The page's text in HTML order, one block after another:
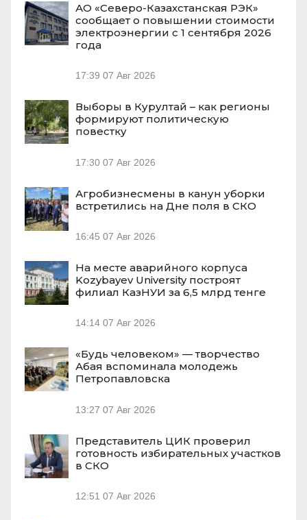
АО «Северо-Казахстанская РЭК»
сообщает о повышении стоимости
электроэнергии с 1 сентября 2026
года
17:39 07 Авг 2026
Выборы в Курултай – как регионы
формируют политическую
повестку
17:30 07 Авг 2026
Агробизнесмены в канун уборки
встретились на Дне поля в СКО
16:45 07 Авг 2026
На месте аварийного корпуса
Kozybayev University построят
филиал КазНУИ за 6,5 млрд тенге
14:14 07 Авг 2026
«Будь человеком» — творчество
Абая вспоминала молодежь
Петропавловска
13:27 07 Авг 2026
Представитель ЦИК проверил
готовность избирательных участков
в СКО
12:51 07 Авг 2026